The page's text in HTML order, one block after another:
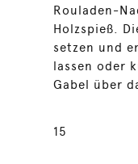
Rouladen-
Holzspieß.
setzen und
lassen oder
Gabel über
15